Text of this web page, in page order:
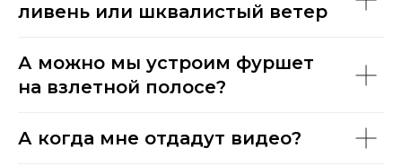
ливень или шквалистый ветер
А можно мы устроим фуршет
на взлетной полосе?
А когда мне отдадут видео?